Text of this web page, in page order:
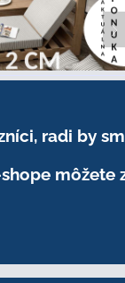
radi by
môžete